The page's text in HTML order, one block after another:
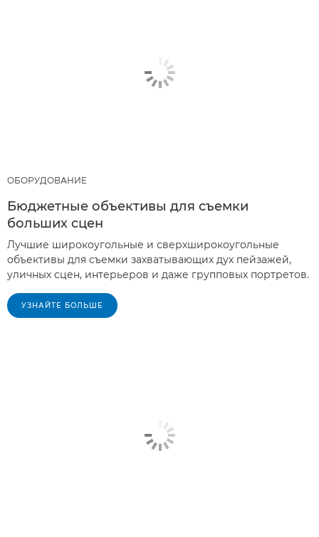
ОБОРУДОВАНИЕ
Бюджетные объективы для съемки
больших сцен
Лучшие широкоугольные и сверхширокоугольные
объективы для съемки захватывающих дух пейзажей,
уличных сцен, интерьеров и даже групповых портретов.
УЗНАЙТЕ БОЛЬШЕ